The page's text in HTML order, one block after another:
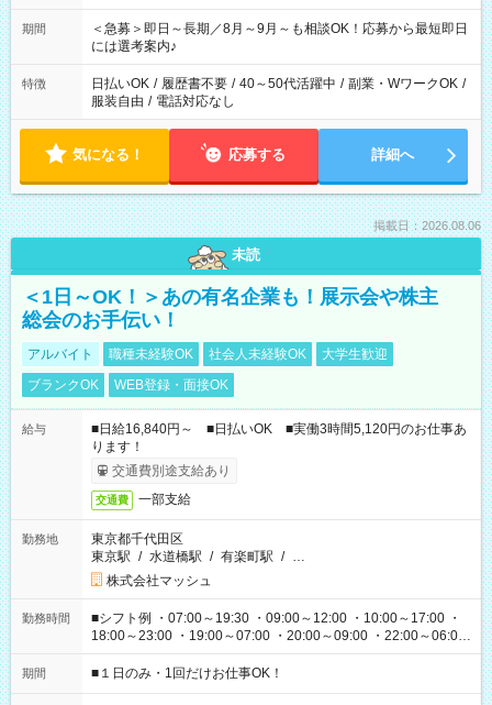
ば前職が、 在宅/財団法人/事務/コールセンター/受付/販売/カフェ
スタッフ スイーツ販売/ホテルフロント/化粧品販売/など 様々な
業界から入社して活躍されています♪
期間
＜急募＞即日～長期／8月～9月～も相談OK！応募から最短即日
には選考案内♪
特徴 日払いOK / 履歴書不要 / 40～50代活躍中 / 副業・WワークOK /
服装自由 / 電話対応なし
気になる！ 応募する 詳細へ
掲載日：2026.08.06
未読
＜1日～OK！＞あの有名企業も！展示会や株主
総会のお手伝い！
アルバイト 職種未経験OK 社会人未経験OK
大学生歓迎
ブランクOK
WEB登録・面接OK
給与
■日給16,840円～ ■日払いOK ■実働3時間5,120円のお仕事あ
ります！
交通費別途支給あり
交通費 一部支給
勤務地
東京都千代田区
東京駅 / 水道橋駅 / 有楽町駅 / …
株式会社マッシュ
勤務時間
■シフト例 ・07:00～19:30 ・09:00～12:00 ・10:00～17:00 ・
18:00～23:00 ・19:00～07:00 ・20:00～09:00 ・22:00～06:00
etc ★最短で3時間で5,120円のお仕事から 15時間で2万円近く稼
げるお仕事も！ ご希望のお時間に合わせてご紹介！ ※シフトは
期間 ■１日のみ・1回だけお仕事OK！